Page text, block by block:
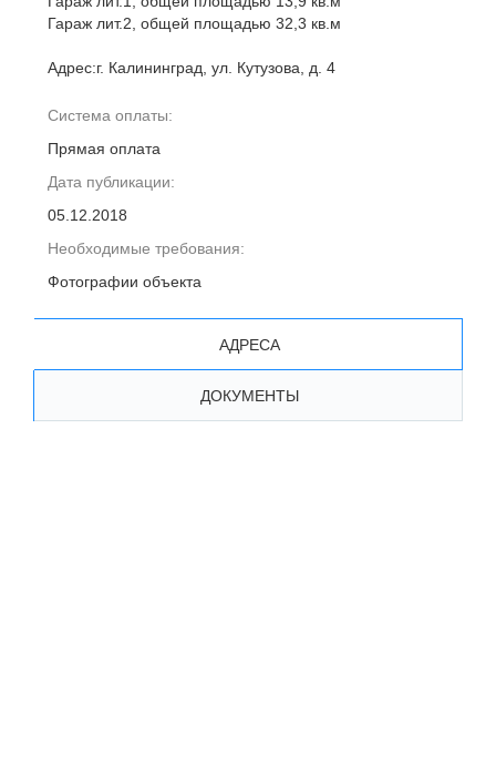
Гараж лит.2, общей площадью 32,3 кв.м
Адрес:г. Калининград, ул. Кутузова, д. 4
Система оплаты:
Прямая оплата
Дата публикации:
05.12.2018
Необходимые требования:
Фотографии объекта
АДРЕСА
ДОКУМЕНТЫ